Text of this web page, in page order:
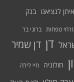
איתן לנציאנו בנק
טפחות ברוני בר
דן דן שמיר
חולוניה חיי לילה